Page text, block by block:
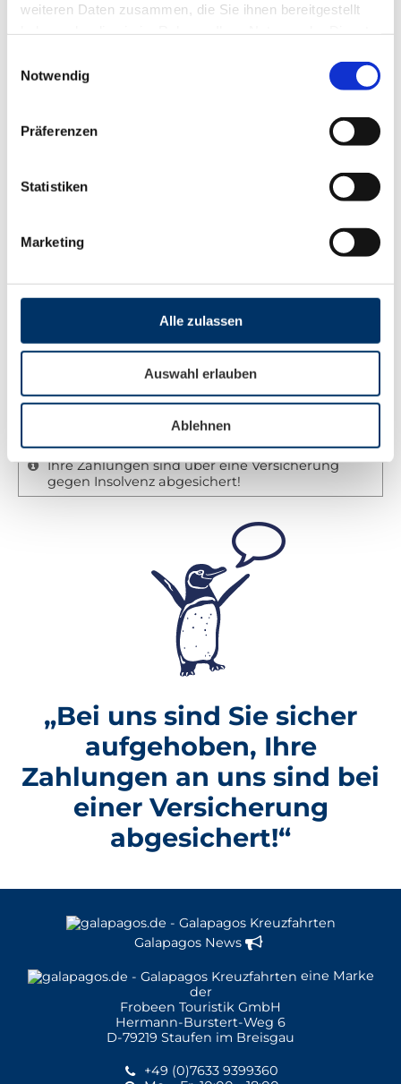
weiteren Daten zusammen, die Sie ihnen bereitgestellt
Notwendig
Präferenzen
Statistiken
Marketing
Alle zulassen
Auswahl erlauben
Ablehnen
*Pflichtfelder
Herr Frobeen kann Ihnen eine genaue
Gerne berät Sie Herr Frobeen
info@frobeen.de
Zahlungsmodalitäten aus?
Wenn Sie eine feste Buchung vornehmen, ist eine
Anzahlung in Höhe von 20% fällig.
Die Restzahlung ist 4 Wochen vor Reiseantritt
fällig. In Einzelfällen, wie z.B. Tauchkreuzfahrten
gelten andere Regeln. Informationen auf Anfrage.
Ihre Zahlungen sind über eine Versicherung
gegen Insolvenz abgesichert!
„Bei uns sind Sie sicher
aufgehoben, Ihre
Zahlungen an uns sind bei
einer Versicherung
abgesichert!“
Galapagos News
eine Marke
der
Frobeen Touristik GmbH
Hermann-Burstert-Weg 6
D-79219 Staufen im Breisgau
+49 (0)7633 9399360